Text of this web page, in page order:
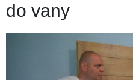
do vany